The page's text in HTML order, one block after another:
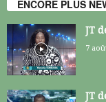
ENCORE PLUS
JT
7
JT